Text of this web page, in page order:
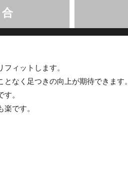
ィットします。
なく足つきの向上が期待できます。
。
です。